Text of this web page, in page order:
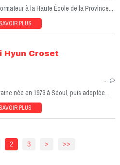
à la Haute École de la Province...
PLUS
Hyun Croset
…
née en 1973 à Séoul, puis adoptée...
PLUS
2 3 > >>